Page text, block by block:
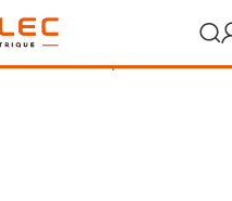
raccordement pour tableaux